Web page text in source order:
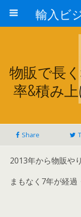
物販で長
率&積み
Share
2013年から物販や
まもなく7年が経過